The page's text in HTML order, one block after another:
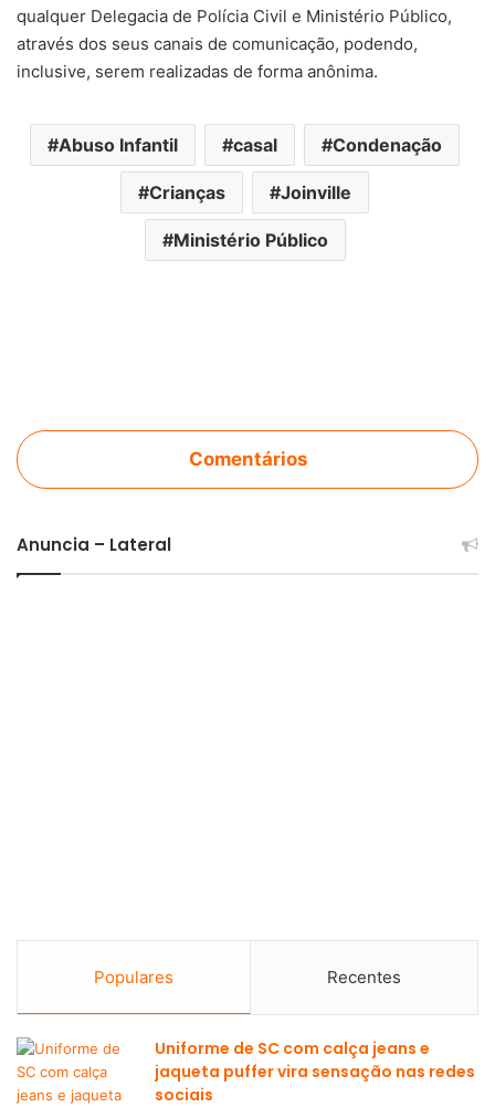
qualquer Delegacia de Polícia Civil e Ministério Público,
através dos seus canais de comunicação, podendo,
inclusive, serem realizadas de forma anônima.
Abuso Infantil casal Condenação
Crianças Joinville
Ministério Público
Comentários
Anuncia – Lateral
Populares Recentes
Uniforme de SC com calça jeans e
jaqueta puffer vira sensação nas redes
sociais